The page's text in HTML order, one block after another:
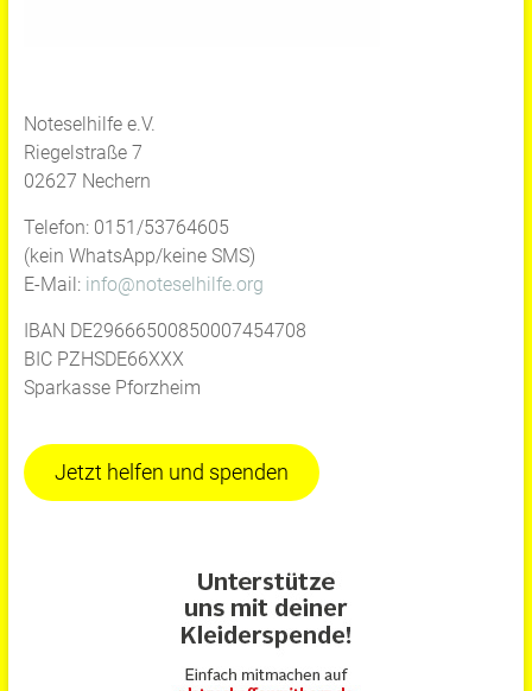
Noteselhilfe e.V.
Riegelstraße 7
02627 Nechern
Telefon: 0151/53764605
(kein WhatsApp/keine SMS)
E-Mail: info@noteselhilfe.org
IBAN DE29666500850007454708
BIC PZHSDE66XXX
Sparkasse Pforzheim
Jetzt helfen und spenden